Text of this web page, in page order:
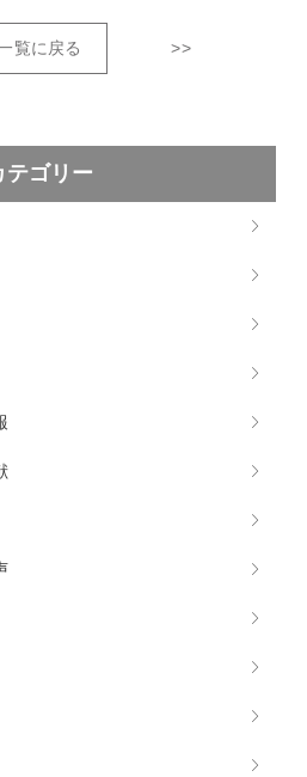
覧に戻る >>
テゴリー